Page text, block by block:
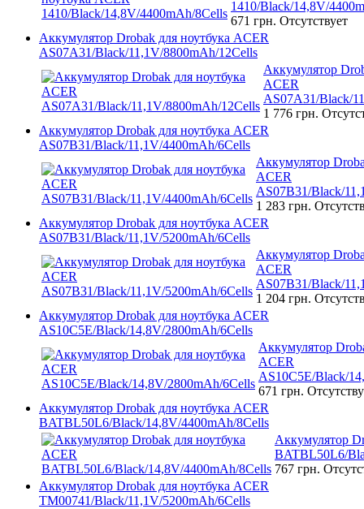
1410/Black/14,8V/
671 грн. Отсутствует
Аккумулятор Drobak для ноутбука ACER
AS07A31/Black/11,1V/8800mAh/12Cells
Аккумулятор
ACER
AS07A31/Black/
1 776 грн.
Аккумулятор Drobak для ноутбука ACER
AS07B31/Black/11,1V/4400mAh/6Cells
Аккумулятор
ACER
AS07B31/Black/
1 283 грн.
Аккумулятор Drobak для ноутбука ACER
AS07B31/Black/11,1V/5200mAh/6Cells
Аккумулятор
ACER
AS07B31/Black/
1 204 грн.
Аккумулятор Drobak для ноутбука ACER
AS10C5E/Black/14,8V/2800mAh/6Cells
Аккумулятор
ACER
AS10C5E/Black/
671 грн.
Аккумулятор Drobak для ноутбука ACER
BATBL50L6/Black/14,8V/4400mAh/8Cells
Аккумулятор
BATBL50L6/
767 грн.
Аккумулятор Drobak для ноутбука ACER
TM00741/Black/11,1V/5200mAh/6Cells